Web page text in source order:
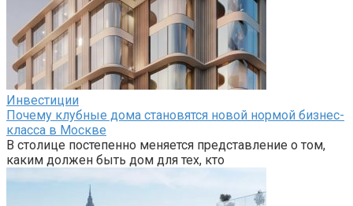
Инвестиции
Почему клубные дома становятся новой нормой бизнес-
класса в Москве
В столице постепенно меняется представление о том,
каким должен быть дом для тех, кто